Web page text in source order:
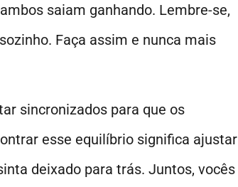
saiam ganhando. Lembre-se,
Faça assim e nunca mais
sincronizados para que os
esse equilíbrio significa ajustar
deixado para trás. Juntos, vocês